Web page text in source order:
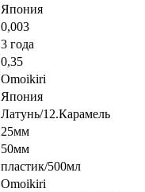
Япония
0,003
3 года
0,35
Omoikiri
Япония
Латунь/12.Карамель
25мм
50мм
пластик/500мл
Omoikiri